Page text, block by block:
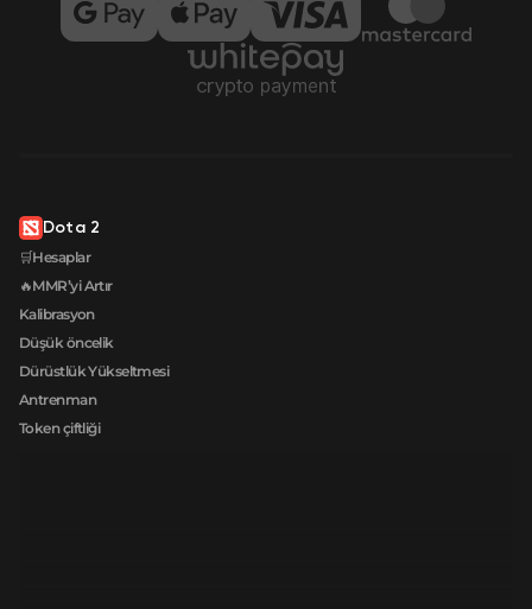
Dota 2
🛒Hesaplar
🔥MMR’yi Artır
Kalibrasyon
Düşük öncelik
Dürüstlük Yükseltmesi
Antrenman
Token çiftliği